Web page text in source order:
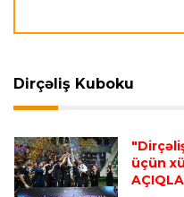
Offside 22:06 09.08.2026
Fransa millisinin
Dirçəliş Kuboku
üçün